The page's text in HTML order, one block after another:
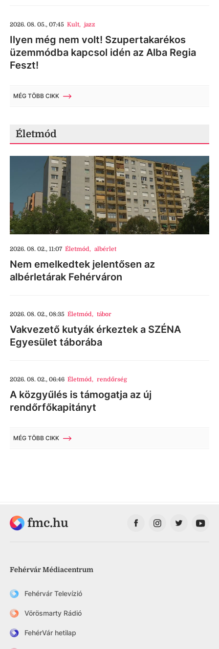
2026. 08. 05., 07:45 Kult, jazz
Ilyen még nem volt! Szupertakarékos
üzemmódba kapcsol idén az Alba Regia
Feszt!
MÉG TÖBB CIKK
Életmód
2026. 08. 02., 11:07 Életmód, albérlet
Nem emelkedtek jelentősen az
albérletárak Fehérváron
2026. 08. 02., 08:35 Életmód, tábor
Vakvezető kutyák érkeztek a SZÉNA
Egyesület táborába
2026. 08. 02., 06:46 Életmód, rendőrség
A közgyűlés is támogatja az új
rendőrfőkapitányt
MÉG TÖBB CIKK
fmc.hu
Fehérvár Médiacentrum
Fehérvár Televízió
Vörösmarty Rádió
FehérVár hetilap